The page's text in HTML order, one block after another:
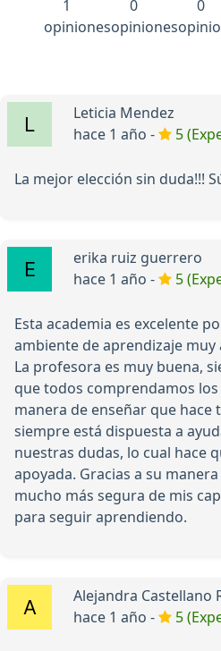
1
opiniones
0
opiniones
0
Leticia Mendez
hace 1 año -
5
La mejor elección sin duda!!!
erika ruiz guerrero
hace 1 año -
5
Esta academia es excelente
ambiente de aprendizaje
La profesora es muy buena,
que todos comprendamos
manera de enseñar que hace
siempre está dispuesta a
nuestras dudas, lo cual hace
apoyada. Gracias a su
mucho más segura de mis
para seguir aprendiendo.
Alejandra Castellano
hace 1 año -
5